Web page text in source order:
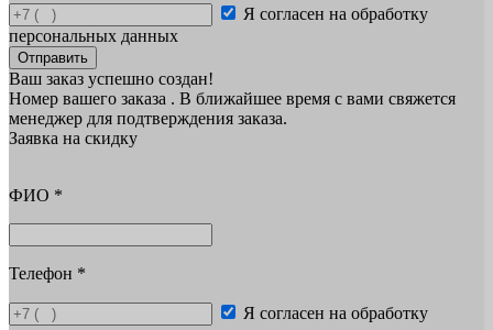
Я согласен на обработку
персональных данных
Отправить
Ваш заказ успешно создан!
Номер вашего заказа . В ближайшее время с вами свяжется
менеджер для подтверждения заказа.
Заявка на скидку
ФИО *
Телефон *
Я согласен на обработку